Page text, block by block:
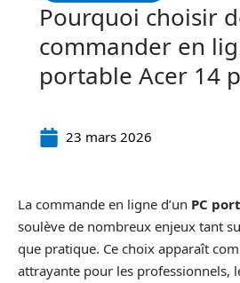
Pourquoi choisir
commander en
portable Acer 14
23 mars 2026
La commande en ligne d’un PC
soulève de nombreux enjeux tant
que pratique. Ce choix apparaît
attrayante pour les professionnels,